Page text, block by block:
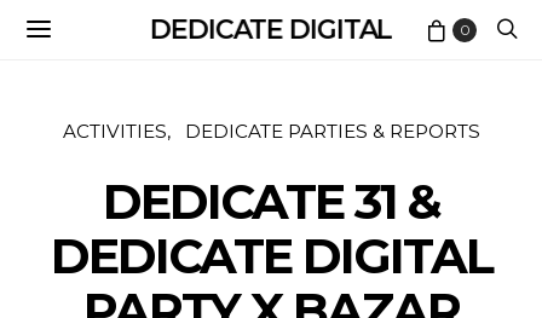
DEDICATE DIGITAL 0
ACTIVITIES DEDICATE PARTIES & REPORTS
DEDICATE 31 &
DEDICATE DIGITAL